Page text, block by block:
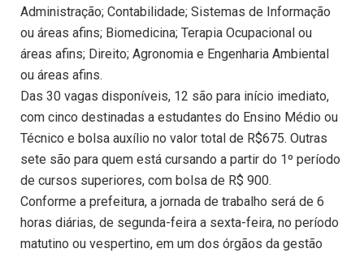
Administração; Contabilidade; Sistemas de Informação
ou áreas afins; Biomedicina; Terapia Ocupacional ou
áreas afins; Direito; Agronomia e Engenharia Ambiental
ou áreas afins.
Das 30 vagas disponíveis, 12 são para início imediato,
com cinco destinadas a estudantes do Ensino Médio ou
Técnico e bolsa auxílio no valor total de R$675. Outras
sete são para quem está cursando a partir do 1º período
de cursos superiores, com bolsa de R$ 900.
Conforme a prefeitura, a jornada de trabalho será de 6
horas diárias, de segunda-feira a sexta-feira, no período
matutino ou vespertino, em um dos órgãos da gestão